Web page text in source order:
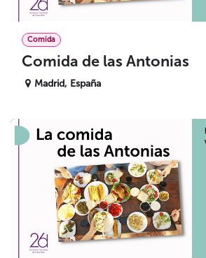
Comida
Comida de las Antonias
Madrid, España